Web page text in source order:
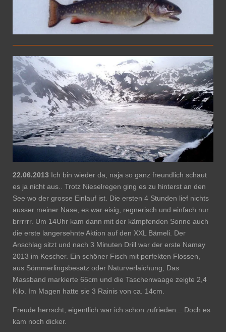
22.06.2013 Ich bin wieder da, naja so ganz freundlich schaut
es ja nicht aus.. Trotz Nieselregen ging es zu hinterst an den
See wo der grosse Einlauf ist. Die ersten 4 Stunden lief nichts
ausser meiner Nase, es war eisig, regnerisch und einfach nur
brrrrrr. Um 14Uhr kam dann mit der kämpfenden Sonne auch
die erste langersehnte Aktion auf den XXL Bämeli. Der
Anschlag sitzt und nach 3 Minuten Drill war der erste Namay
2013 im Kescher. Ein schöner Fisch mit perfekten Flossen,
aus Sömmerlingsbesatz oder Naturverlaichung, Das
Massband markierte 65cm und die Taschenwaage zeigte 2,4
Kilo. Im Magen hatte sie 3 Rainis von ca. 14cm.
Freude herrscht, eigentlich war ich schon zufrieden... Doch es
kam noch dicker.